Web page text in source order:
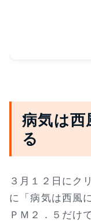
病気は西
る
３月１２日にク
に「病気は西風
ＰＭ２．５だけ